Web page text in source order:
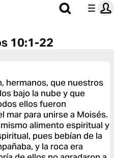
10:1-22
hermanos, que nuestros
bajo la nube y que
ellos fueron
mar para unirse a Moisés.
alimento espiritual y
pues bebían de la
y la roca era